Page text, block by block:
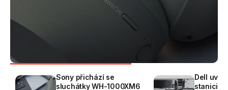
Dell uvádí 1U rackovou
stanici Pro Precision 7 R1
Acronis